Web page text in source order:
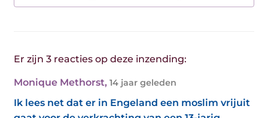
Er zijn 3 reacties op deze inzending:
Monique Methorst, 14 jaar geleden
Ik lees net dat er in Engeland een moslim vrijuit